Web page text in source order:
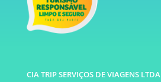
CIA TRIP SERVIÇOS DE VIAGENS LTDA